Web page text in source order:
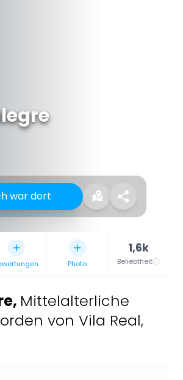
war dort
Photo
1,6k
Beliebtheit
, Mittelalterliche
von Vila Real,